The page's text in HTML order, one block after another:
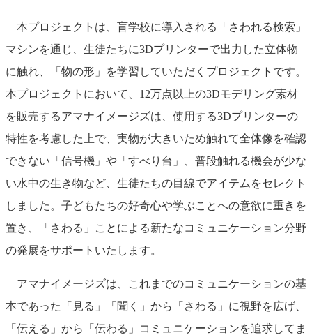
本プロジェクトは、盲学校に導入される「さわれる検索」
マシンを通じ、生徒たちに3Dプリンターで出力した立体物
に触れ、「物の形」を学習していただくプロジェクトです。
本プロジェクトにおいて、12万点以上の3Dモデリング素材
を販売するアマナイメージズは、使用する3Dプリンターの
特性を考慮した上で、実物が大きいため触れて全体像を確認
できない「信号機」や「すべり台」、普段触れる機会が少な
い水中の生き物など、生徒たちの目線でアイテムをセレクト
しました。子どもたちの好奇心や学ぶことへの意欲に重きを
置き、「さわる」ことによる新たなコミュニケーション分野
の発展をサポートいたします。
アマナイメージズは、これまでのコミュニケーションの基
本であった「見る」「聞く」から「さわる」に視野を広げ、
「伝える」から「伝わる」コミュニケーションを追求してま